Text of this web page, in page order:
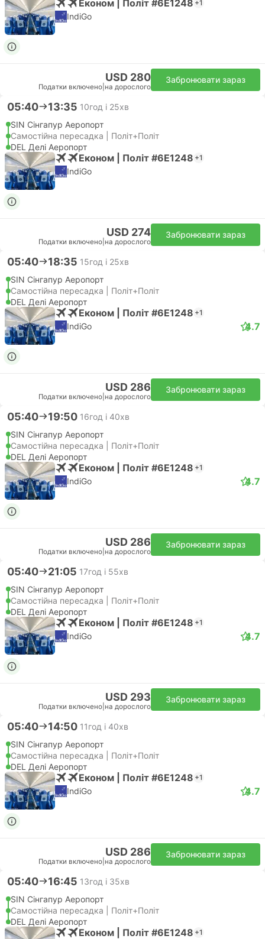
Економ | Політ #6E1248 +1
IndiGo
USD 280
Податки включено на дорослого
Забронювати зараз
05:40 13:35 10год і 25хв
SIN Сінгапур Аеропорт
Самостійна пересадка | Політ+Політ
DEL Делі Аеропорт
Економ | Політ #6E1248 +1
IndiGo
USD 274
Податки включено на дорослого
Забронювати зараз
05:40 18:35 15год і 25хв
SIN Сінгапур Аеропорт
Самостійна пересадка | Політ+Політ
DEL Делі Аеропорт
Економ | Політ #6E1248 +1
IndiGo 4.7
USD 286
Податки включено на дорослого
Забронювати зараз
05:40 19:50 16год і 40хв
SIN Сінгапур Аеропорт
Самостійна пересадка | Політ+Політ
DEL Делі Аеропорт
Економ | Політ #6E1248 +1
IndiGo 4.7
USD 286
Податки включено на дорослого
Забронювати зараз
05:40 21:05 17год і 55хв
SIN Сінгапур Аеропорт
Самостійна пересадка | Політ+Політ
DEL Делі Аеропорт
Економ | Політ #6E1248 +1
IndiGo 4.7
USD 293
Податки включено на дорослого
Забронювати зараз
05:40 14:50 11год і 40хв
SIN Сінгапур Аеропорт
Самостійна пересадка | Політ+Політ
DEL Делі Аеропорт
Економ | Політ #6E1248 +1
IndiGo 4.7
USD 286
Податки включено на дорослого
Забронювати зараз
05:40 16:45 13год і 35хв
SIN Сінгапур Аеропорт
Самостійна пересадка | Політ+Політ
DEL Делі Аеропорт
Економ | Політ #6E1248 +1